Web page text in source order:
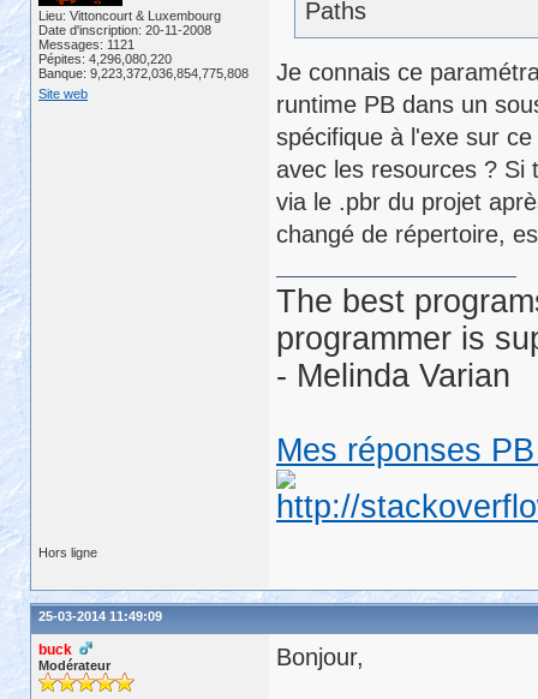
Lieu: Vittoncourt & Luxembourg
Date d'inscription: 20-11-2008
Messages: 1121
Pépites: 4,296,080,220
Banque: 9,223,372,036,854,775,808
Site web
Paths
Je connais ce
runtime PB dans un
spécifique à l'exe sur
avec les resources ? Si
via le .pbr du projet
changé de répertoire,
The best
programmer is
- Melinda Varian
Mes réponses
Hors ligne
25-03-2014 11:49:09
buck
Modérateur Bonjour,